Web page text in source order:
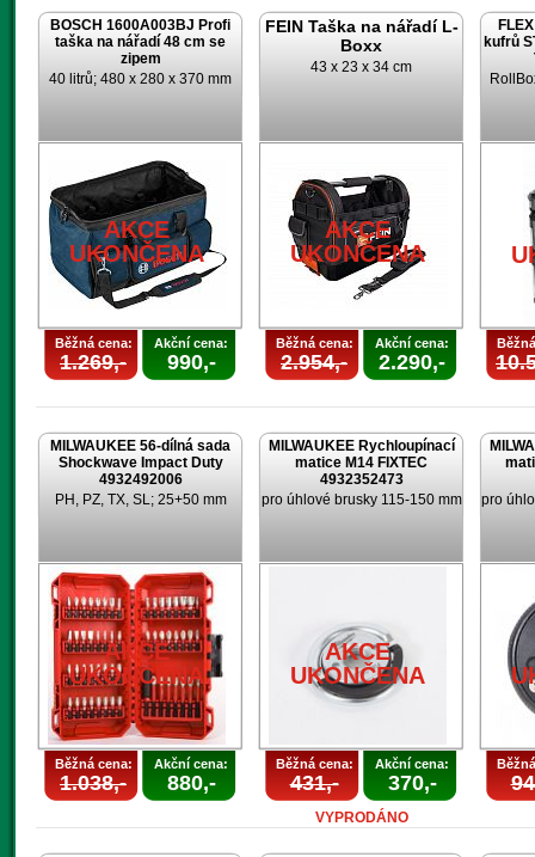
UKONČENA
BOSCH 1600A003BJ Profi
taška na nářadí 48 cm se
zipem
40 litrů; 480 x 280 x 370 mm
AKCE
UKONČENA
Běžná cena:
1.269,-
Akční cena:
990,-
FEIN Taška na nářadí L-
Boxx
43 x 23 x 34 cm
AKCE
UKONČENA
Běžná cena:
2.954,-
Akční cena:
2.290,-
kufrů
MILWAUKEE 56-dílná sada
Shockwave Impact Duty
4932492006
PH, PZ, TX, SL; 25+50 mm
AKCE
UKONČENA
Běžná cena:
1.038,-
Akční cena:
880,-
MILWAUKEE Rychloupínací
matice M14 FIXTEC
4932352473
pro úhlové brusky 115-150 mm
AKCE
UKONČENA
Běžná cena:
431,-
Akční cena:
370,-
VYPRODÁNO
pro